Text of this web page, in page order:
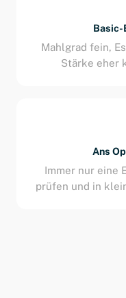
Mahlgrad fein,
Stärke eher
Ans
Immer nur eine
prüfen und in